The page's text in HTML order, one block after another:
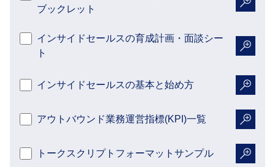
ブックレット
詳細
インサイドセールスの育成計画・面談シー
ト
詳細
インサイドセールスの基本と始め方
詳細
アウトバウンド業務運営指標(KPI)一覧
詳細
トークスクリプトフォーマットサンプル
詳細